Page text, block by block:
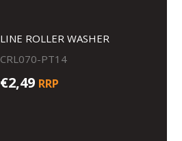
LINE ROLLER WASHER
CRL070-PT14
€2,49 RRP